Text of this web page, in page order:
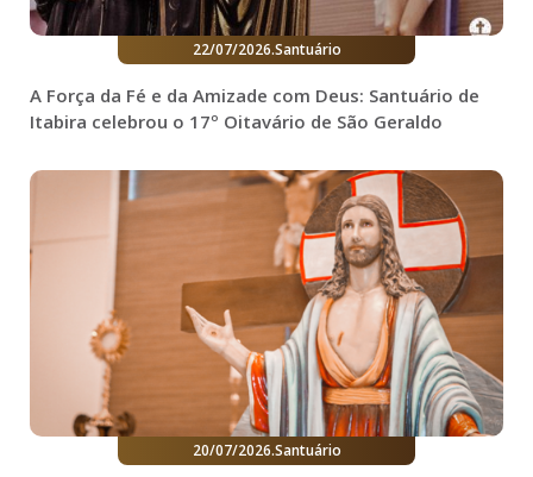
22/07/2026.Santuário
A Força da Fé e da Amizade com Deus: Santuário de
Itabira celebrou o 17º Oitavário de São Geraldo
20/07/2026.Santuário